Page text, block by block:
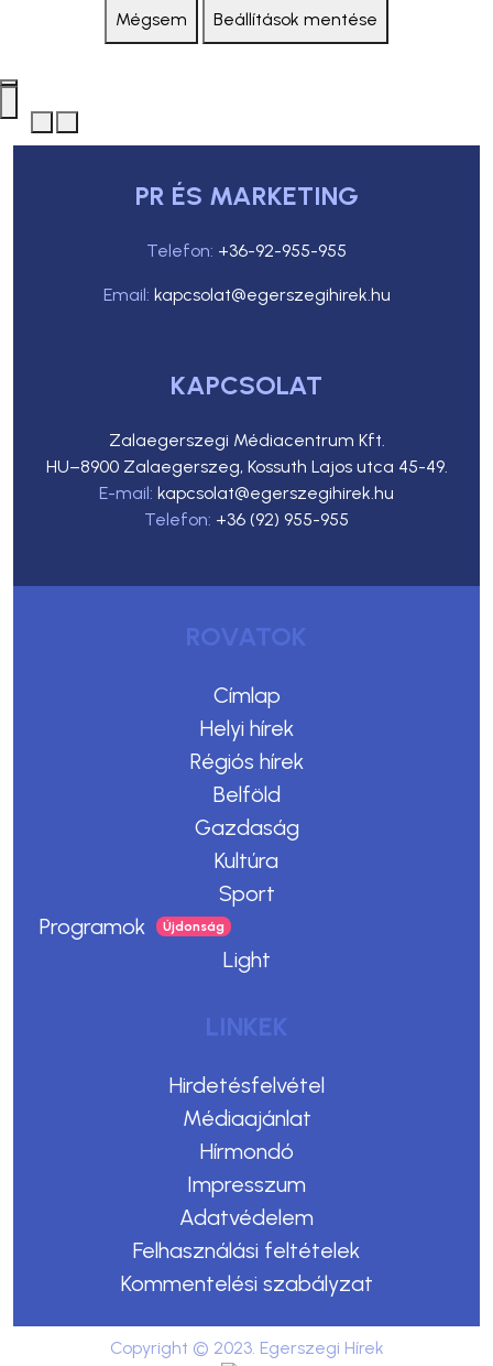
Mégsem Beállítások mentése
PR ÉS MARKETING
Telefon: +36-92-955-955
Email: kapcsolat@egerszegihirek.hu
KAPCSOLAT
Zalaegerszegi Médiacentrum Kft.
HU–8900 Zalaegerszeg, Kossuth Lajos utca 45-49.
E-mail: kapcsolat@egerszegihirek.hu
Telefon: +36 (92) 955-955
ROVATOK
Címlap
Helyi hírek
Régiós hírek
Belföld
Gazdaság
Kultúra
Sport
Programok
Light
LINKEK
Hirdetésfelvétel
Médiaajánlat
Hírmondó
Impresszum
Adatvédelem
Felhasználási feltételek
Kommentelési szabályzat
Copyright © 2023. Egerszegi Hírek